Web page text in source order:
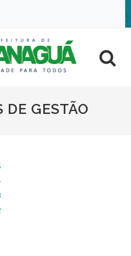
DE GESTÃO